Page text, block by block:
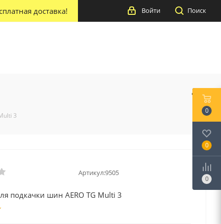
доставка! Поиск
Войти
3
Артикул:9505
подкачки шин AERO TG Multi 3
0
0
0